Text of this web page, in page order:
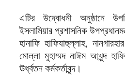
এটির উদ্বোধনী অনুষ্ঠানে
ইসলামিয়ার প্রশাসনিক
হানাফি হাফিযাহুল্লাহ,
মোল্লা মুহাম্মদ নাঈম আখুন্দ
ঊর্ধ্বতন কর্মকর্তাবৃন্দ।